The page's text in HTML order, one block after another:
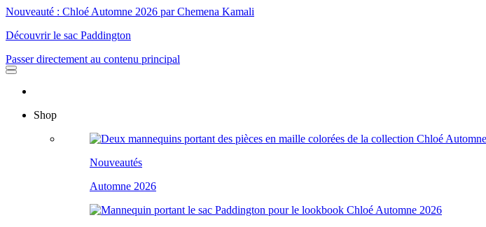
Nouveauté : Chloé Automne 2026 par Chemena Kamali
Découvrir le sac Paddington
Passer directement au contenu principal
Shop
Nouveautés
Automne 2026